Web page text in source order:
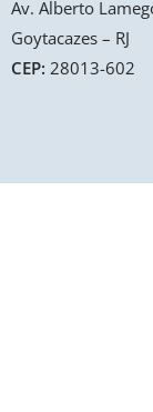
Av. Alberto
Goytacazes – RJ
CEP: 28013-602